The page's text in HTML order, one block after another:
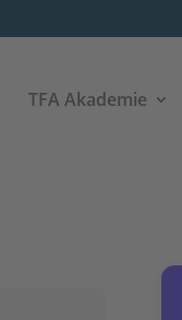
TFA Akademie